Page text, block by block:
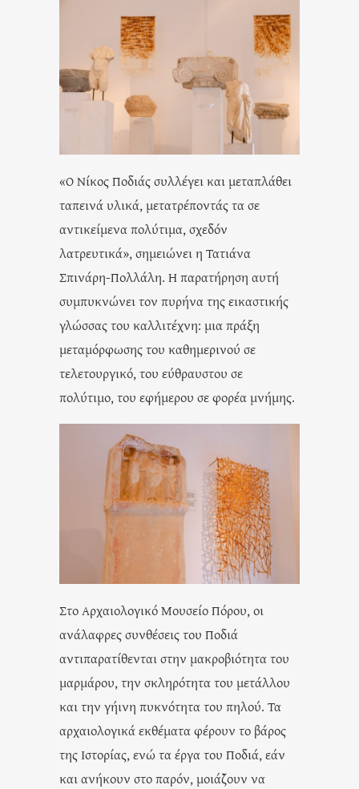
«Ο Νίκος Ποδιάς συλλέγει και μεταπλάθει
ταπεινά υλικά, μετατρέποντάς τα σε
αντικείμενα πολύτιμα, σχεδόν
λατρευτικά», σημειώνει η Τατιάνα
Σπινάρη-Πολλάλη. Η παρατήρηση αυτή
συμπυκνώνει τον πυρήνα της εικαστικής
γλώσσας του καλλιτέχνη: μια πράξη
μεταμόρφωσης του καθημερινού σε
τελετουργικό, του εύθραυστου σε
πολύτιμο, του εφήμερου σε φορέα μνήμης.
Στο Αρχαιολογικό Μουσείο Πόρου, οι
ανάλαφρες συνθέσεις του Ποδιά
αντιπαρατίθενται στην μακροβιότητα του
μαρμάρου, την σκληρότητα του μετάλλου
και την γήινη πυκνότητα του πηλού. Τα
αρχαιολογικά εκθέματα φέρουν το βάρος
της Ιστορίας, ενώ τα έργα του Ποδιά, εάν
και ανήκουν στο παρόν, μοιάζουν να